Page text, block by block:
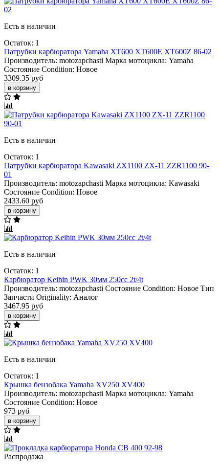
Есть в наличии
Остаток: 1
Патрубки карбюратора Yamaha XT600 XT600E XT600Z 86-02
Производитель: motozapchasti Марка мотоцикла: Yamaha
Состояние Condition: Новое
3309.35 руб
в корзину
Есть в наличии
Остаток: 1
Патрубки карбюратора Kawasaki ZX1100 ZX-11 ZZR1100 90-
01
Производитель: motozapchasti Марка мотоцикла: Kawasaki
Состояние Condition: Новое
2433.60 руб
в корзину
Есть в наличии
Остаток: 1
Карбюратор Keihin PWK 30мм 250сс 2t/4t
Производитель: motozapchasti Состояние Condition: Новое Тип
Запчасти Originality: Аналог
3467.95 руб
в корзину
Есть в наличии
Остаток: 1
Крышка бензобака Yamaha XV250 XV400
Производитель: motozapchasti Марка мотоцикла: Yamaha
Состояние Condition: Новое
973 руб
в корзину
Распродажа